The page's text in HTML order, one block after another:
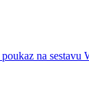
poukaz na sestavu